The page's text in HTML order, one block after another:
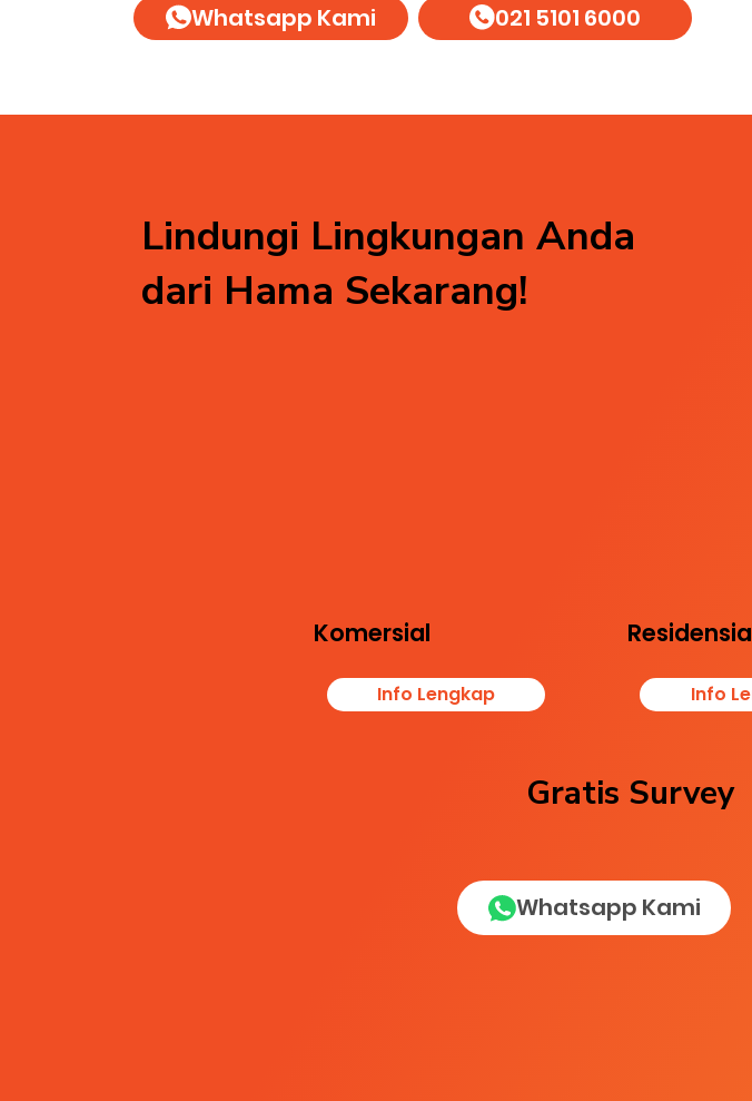
Lindungi Lingkungan Anda
dari Hama Sekarang!
Gratis Survey
Komersial
Info Lengkap
tikus, dan
Info
Whatsapp Kami
Whatsapp Kami 021 5101 6000